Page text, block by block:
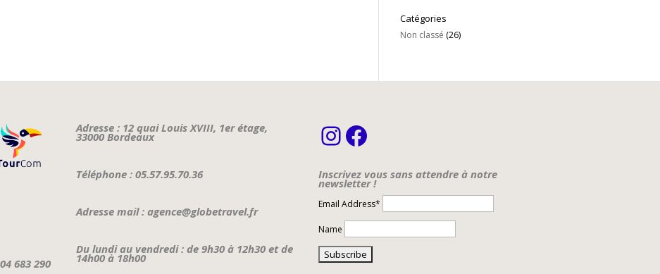
Catégories
Non classé (26)
683 290
Adresse : 12 quai Louis XVIII, 1er étage,
33000 Bordeaux
Téléphone : 05.57.95.70.36
Adresse mail : agence@globetravel.fr
Du lundi au vendredi : de 9h30 à 12h30 et de
14h00 à 18h00
Instagram
Facebook
Inscrivez vous sans attendre à notre
newsletter !
Email Address*
Name